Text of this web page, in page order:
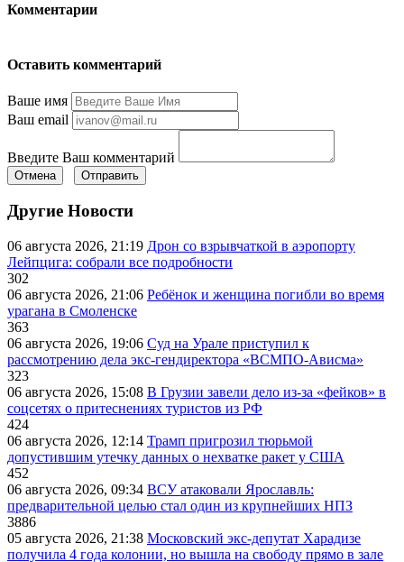
Комментарии
Оставить комментарий
Ваше имя
Ваш email
Введите Ваш комментарий
Отмена Отправить
Другие Новости
06 августа 2026, 21:19 Дрон со взрывчаткой в аэропорту
Лейпцига: собрали все подробности
302
06 августа 2026, 21:06 Ребёнок и женщина погибли во время
урагана в Смоленске
363
06 августа 2026, 19:06 Суд на Урале приступил к
рассмотрению дела экс-гендиректора «ВСМПО-Ависма»
323
06 августа 2026, 15:08 В Грузии завели дело из-за «фейков» в
соцсетях о притеснениях туристов из РФ
424
06 августа 2026, 12:14 Трамп пригрозил тюрьмой
допустившим утечку данных о нехватке ракет у США
452
06 августа 2026, 09:34 ВСУ атаковали Ярославль:
предварительной целью стал один из крупнейших НПЗ
3886
05 августа 2026, 21:38 Московский экс-депутат Харадизе
получила 4 года колонии, но вышла на свободу прямо в зале